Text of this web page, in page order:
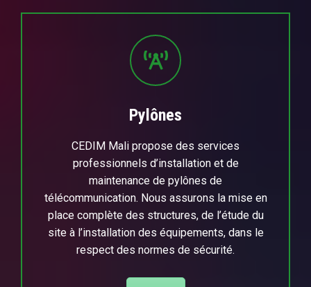
Pylônes
CEDIM Mali propose des services
professionnels d’installation et de
maintenance de pylônes de
télécommunication. Nous assurons la mise en
place complète des structures, de l’étude du
site à l’installation des équipements, dans le
respect des normes de sécurité.